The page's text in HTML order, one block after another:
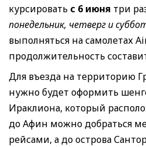
курсировать с 6 июня три
понедельник, четверг и
выполняться на самолетах
продолжительность
Для въезда на территорию
нужно будет оформить
Ираклиона, который
до Афин можно добраться
рейсами, а до острова